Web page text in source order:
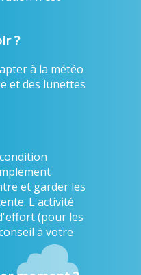
?
à la météo
et des lunettes
et garder les
L'activité
(pour les
à votre